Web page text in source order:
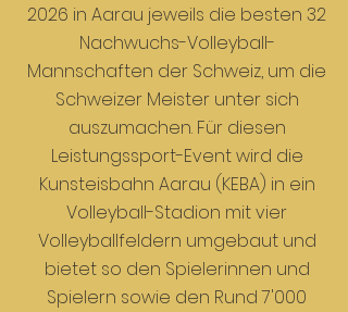
2026 in Aarau jeweils die besten 32
Nachwuchs-Volleyball-
Mannschaften der Schweiz, um die
Schweizer Meister unter sich
auszumachen. Für diesen
Leistungssport-Event wird die
Kunsteisbahn Aarau (KEBA) in ein
Volleyball-Stadion mit vier
Volleyballfeldern umgebaut und
bietet so den Spielerinnen und
Spielern sowie den Rund 7'000